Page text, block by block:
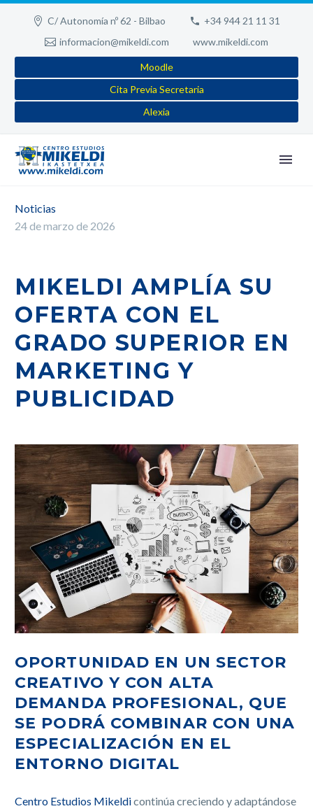
C/ Autonomía nº 62 - Bilbao
+34 944 21 11 31
informacion@mikeldi.com
www.mikeldi.com
Moodle
Cita Previa Secretaria
Alexia
Noticias
24 de marzo de 2026
MIKELDI AMPLÍA SU
OFERTA CON EL
GRADO SUPERIOR EN
MARKETING Y
PUBLICIDAD
OPORTUNIDAD EN UN SECTOR
CREATIVO Y CON ALTA
DEMANDA PROFESIONAL, QUE
SE PODRÁ COMBINAR CON UNA
ESPECIALIZACIÓN EN EL
ENTORNO DIGITAL
Centro Estudios Mikeldicontinúa creciendo y adaptándose